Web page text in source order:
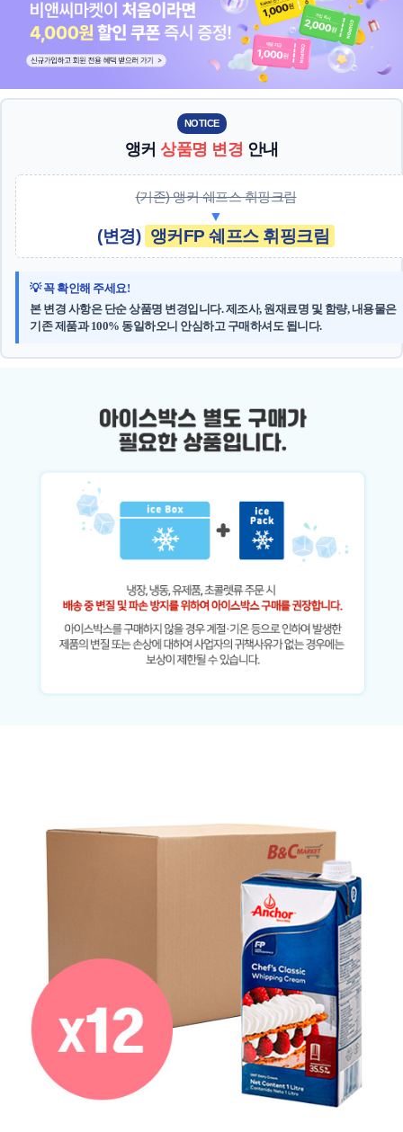
NOTICE
앵커 상품명 변경 안내
(기존) 앵커 쉐프스 휘핑크림
▼
(변경) 앵커FP 쉐프스 휘핑크림
💡 꼭 확인해 주세요!
본 변경 사항은 단순 상품명 변경입니다. 제조사, 원재료명 및 함량, 내용물은
기존 제품과 100% 동일하오니 안심하고 구매하셔도 됩니다.